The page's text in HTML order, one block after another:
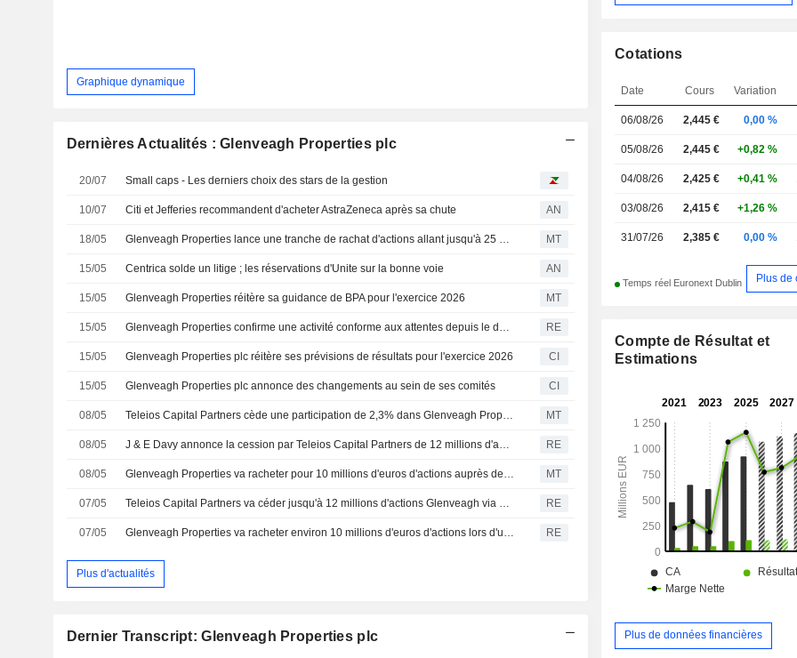
Graphique dynamique
Dernières Actualités : Glenveagh Properties plc
20/07 Small caps - Les derniers choix des stars de la gestion
10/07 Citi et Jefferies recommandent d'acheter AstraZeneca après sa chute AN
18/05 Glenveagh Properties lance une tranche de rachat d'actions allant jusqu'à 25 millions d'euros MT
15/05 Centrica solde un litige ; les réservations d'Unite sur la bonne voie AN
15/05 Glenveagh Properties réitère sa guidance de BPA pour l'exercice 2026 MT
15/05 Glenveagh Properties confirme une activité conforme aux attentes depuis le début de l'exercice RE
15/05 Glenveagh Properties plc réitère ses prévisions de résultats pour l'exercice 2026 CI
15/05 Glenveagh Properties plc annonce des changements au sein de ses comités CI
08/05 Teleios Capital Partners cède une participation de 2,3% dans Glenveagh Properties MT
08/05 J & E Davy annonce la cession par Teleios Capital Partners de 12 millions d'actions Glenveagh à 2,15 euros l'unité RE
08/05 Glenveagh Properties va racheter pour 10 millions d'euros d'actions auprès de Teleios Capital MT
07/05 Teleios Capital Partners va céder jusqu'à 12 millions d'actions Glenveagh via un placement RE
07/05 Glenveagh Properties va racheter environ 10 millions d'euros d'actions lors d'un placement secondaire en vue de leur annulation RE
Plus d'actualités
Dernier Transcript: Glenveagh Properties plc
Souvent financés ou acquis par
qualité pour tous.
Cotations
Date Cours Variation
06/08/26 2,445€ 0,00 %
05/08/26 2,445 € +0,82 %
04/08/26 2,425 € +0,41 %
03/08/26 2,415 € +1,26 %
31/07/26 2,385 € 0,00 %
Temps réel Euronext Dublin Plus de
Compte de Résultat et
Estimations
Plus de données financières